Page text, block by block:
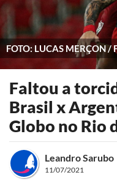
FOTO: LUCAS MERÇON /
Faltou a
Brasil x
Globo no Rio
Leandro Sarubo
11/07/2021